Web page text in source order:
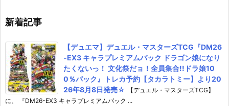
新着記事
【デュエマ】デュエル・マスターズTCG『DM26
-EX3 キャラプレミアムパック ドラゴン娘になり
たくないっ！ 文化祭だョ！全員集合!!ドラ娘10
0％パック』トレカ予約【タカラトミー】より20
26年8月8日発売☆
【デュエル・マスターズTCG】
に、 『DM26-EX3 キャラプレミアムパック ...